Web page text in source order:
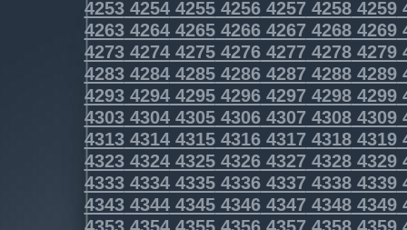
4253425442554256425742584259
4263426442654266426742684269
4273427442754276427742784279
4283428442854286428742884289
4293429442954296429742984299
4303430443054306430743084309
4313431443154316431743184319
4323432443254326432743284329
4333433443354336433743384339
4343434443454346434743484349